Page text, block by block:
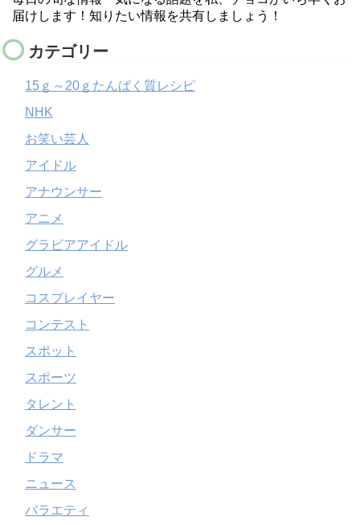
届けします！知りたい情報を共有しましょう！
カテゴリー
15ｇ～20ｇたんぱく質レシピ
NHK
お笑い芸人
アイドル
アナウンサー
アニメ
グラビアアイドル
グルメ
コスプレイヤー
コンテスト
スポット
スポーツ
タレント
ダンサー
ドラマ
ニュース
バラエティ